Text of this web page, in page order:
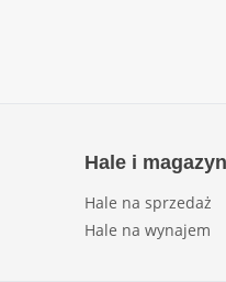
Hale i
Hale na sprzedaż
Hale na wynajem